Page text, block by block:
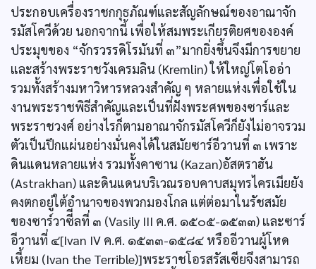
ประกอบเครื่องราชกกุธภัณฑ์และสัญลักษณ์ของอาณาจัก
รมัสโควีด้วย นอกจากนี้ เพื่อให้สมพระเกียรติยศขององค์
ประมุขของ “จักรวรรดิโรมันที่ ๓”มากยิ่งขึ้นจึงมีการขยาย
และสร้างพระราชวังเครมลิน (Kremlin) ให้ใหญ่โตโออ่า
รวมทั้งสร้างมหาวิหารหลวงสำคัญ ๆ หลายแห่งเพื่อใช้ใน
งานพระราชพิธีสำคัญและเป็นที่ฝังพระศพของซาร์และ
พระราชวงศ์ อย่างไรก็ตามอาณาจักรมัสโควีก็ยังไม่อาจรวม
ตัวเป็นปึกแผ่นอย่างมั่นคงได้ในสมัยซาร์อีวานที่ ๓ เพราะ
ดินแดนหลายแห่ง รวมทั้งคาซาน (Kazan)อัสตราฮัน
(Astrakhan) และดินแดนบริเวณรอบคาบสมุทรไครเมียยัง
คงตกอยู่ใต้อำนาจของพวกมองโกล แต่ต่อมาในรัชสมัย
ของซาร์วาซีีลที่ ๓ (Vasily III ค.ศ. ๑๕๐๕-๑๕๓๓) และซาร์
อีวานที่ ๔[Ivan IV ค.ศ. ๑๕๓๓-๑๕๘๔ หรืออีวานผู้โหด
เหี้ยม (Ivan the Terrible)]พระราชโอรสรัสเซียจึงสามารถ